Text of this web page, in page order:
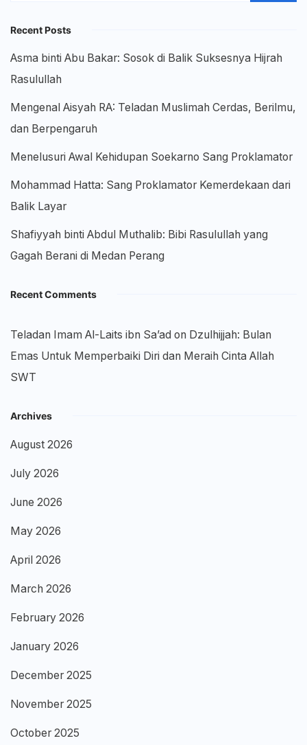
Recent Posts
Asma binti Abu Bakar: Sosok di Balik Suksesnya Hijrah
Rasulullah
Mengenal Aisyah RA: Teladan Muslimah Cerdas, Berilmu,
dan Berpengaruh
Menelusuri Awal Kehidupan Soekarno Sang Proklamator
Mohammad Hatta: Sang Proklamator Kemerdekaan dari
Balik Layar
Shafiyyah binti Abdul Muthalib: Bibi Rasulullah yang
Gagah Berani di Medan Perang
Recent Comments
Teladan Imam Al-Laits ibn Sa’ad on Dzulhijjah: Bulan
Emas Untuk Memperbaiki Diri dan Meraih Cinta Allah
SWT
Archives
August 2026
July 2026
June 2026
May 2026
April 2026
March 2026
February 2026
January 2026
December 2025
November 2025
October 2025